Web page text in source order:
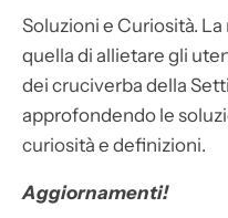
Soluzioni e Curiosità.
quella di allietare gli
dei cruciverba della
approfondendo le
curiosità e definizioni.
Aggiornamenti!